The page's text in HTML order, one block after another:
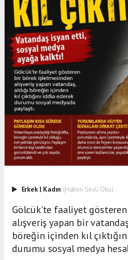
Erkek | Kadın (Haberi Sesli Oku)
Gölcük'te faaliyet
alışveriş yapan bir
böreğin içinden kıl
durumu sosyal medya